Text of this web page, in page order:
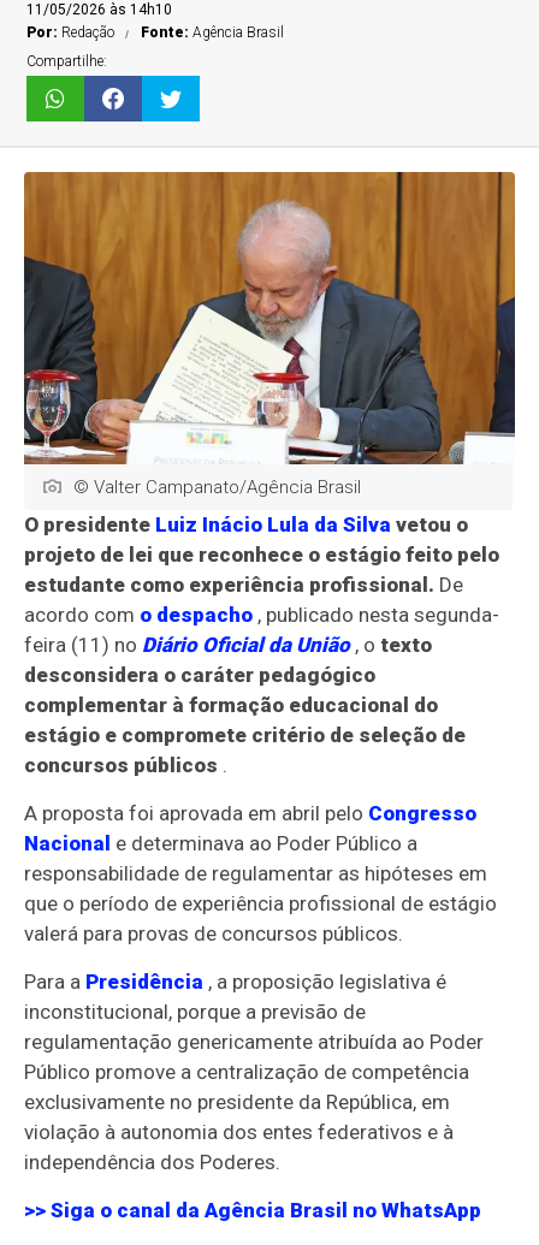
11/05/2026 às 14h10
Por: Redação Fonte:Agência Brasil
Compartilhe:
© Valter Campanato/Agência Brasil
O presidente Luiz Inácio Lula da Silva vetou o
projeto de lei que reconhece o estágio feito pelo
estudante como experiência profissional. De
acordo com o despacho , publicado nesta segunda-
feira (11) no Diário Oficial da União , otexto
desconsidera o caráter pedagógico
complementar à formação educacional do
estágio e compromete critério de seleção de
concursos públicos .
A proposta foi aprovada em abril pelo Congresso
Nacional e determinava ao Poder Público a
responsabilidade de regulamentar as hipóteses em
que o período de experiência profissional de estágio
valerá para provas de concursos públicos.
Para a Presidência , a proposição legislativa é
inconstitucional, porque a previsão de
regulamentação genericamente atribuída ao Poder
Público promove a centralização de competência
exclusivamente no presidente da República, em
violação à autonomia dos entes federativos e à
independência dos Poderes.
>> Siga o canal daAgência Brasil no WhatsApp